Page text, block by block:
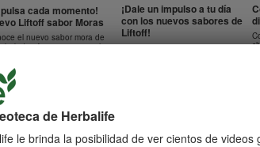
de Herbalife
le brinda la posibilidad de ver cientos de
cada momento!
Liftoff sabor Moras
el nuevo sabor mora de
bebida efervescente que le
¡Dale un impulso a tu día
con los nuevos sabores de
Liftoff!
Conoce los nuevos sabores de
11:38